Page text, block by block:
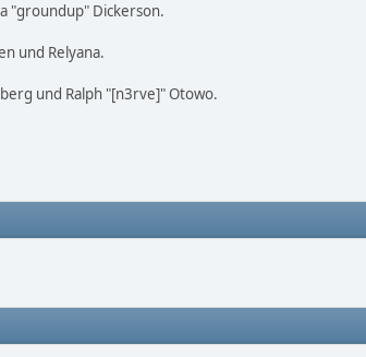
"groundup" Dickerson.
und Relyana.
und Ralph "[n3rve]" Otowo.